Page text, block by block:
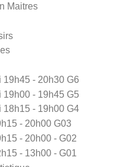
Maitres
19h45 - 20h30 G6
19h00 - 19h45 G5
18h15 - 19h00 G4
- 20h00 G03
- 20h00 - G02
- 13h00 - G01